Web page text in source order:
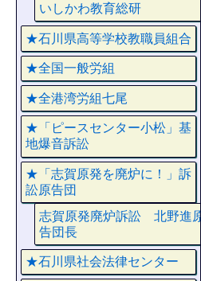
いしかわ教育総研
★石川県高等学校教職員組合
★全国一般労組
★全港湾労組七尾
★「ピースセンター小松」基
地爆音訴訟
★「志賀原発を廃炉に！」訴
訟原告団
志賀原発廃炉訴訟 北野進原
告団長
★石川県社会法律センター